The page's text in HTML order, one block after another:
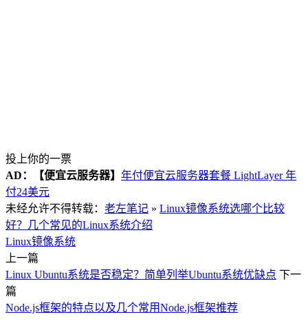
投上你的一票
AD：
【便宜云服务器】 年付便宜云服务器套餐 LightLayer 年
付24美元
未经允许不得转载： 老左笔记 » Linux镜像系统选哪个比较
好？几个常见的Linux系统介绍
Linux镜像系统
上一篇
Linux Ubuntu系统是否稳定？简单列举Ubuntu系统优缺点 下一
篇
Node.js框架的特点以及几个常用Node.js框架推荐